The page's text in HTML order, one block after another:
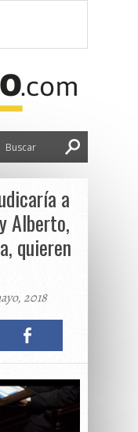
a
Alberto,
quieren
2018